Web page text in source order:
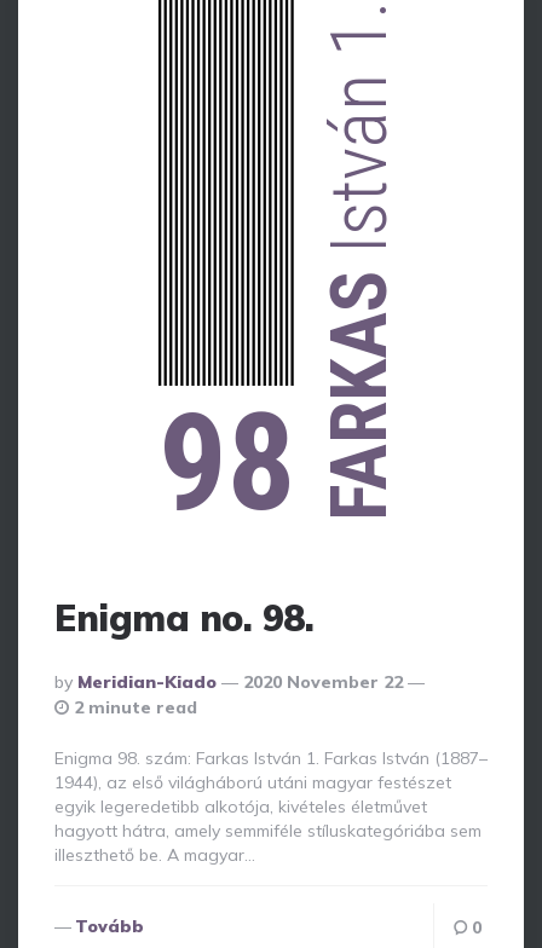
98 FARKAS
István 1.
Enigma no. 98.
Posted
By
By Meridian-Kiado
2020 November 22
2 minute read
Enigma 98. szám: Farkas István 1. Farkas István (1887–
1944), az első világháború utáni magyar festészet
egyik legeredetibb alkotója, kivételes életművet
hagyott hátra, amely semmiféle stíluskategóriába sem
illeszthető be. A magyar…
Tovább 0